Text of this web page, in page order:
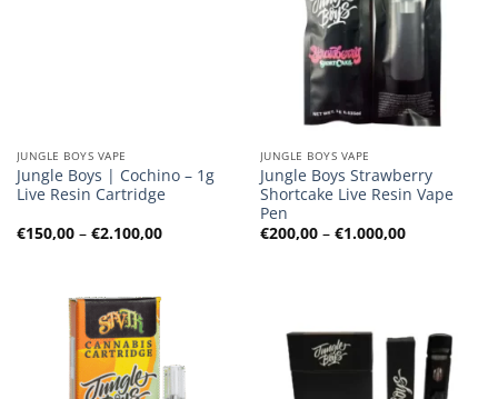
JUNGLE BOYS VAPE
Jungle Boys | Cochino – 1g
Live Resin Cartridge
€150,00 – €2.100,00Preisspanne:
€150,00
JUNGLE BOYS VAPE
Jungle Boys Strawberry
Shortcake Live Resin Vape
Pen
€200,00 – €1.000,00
€200,00